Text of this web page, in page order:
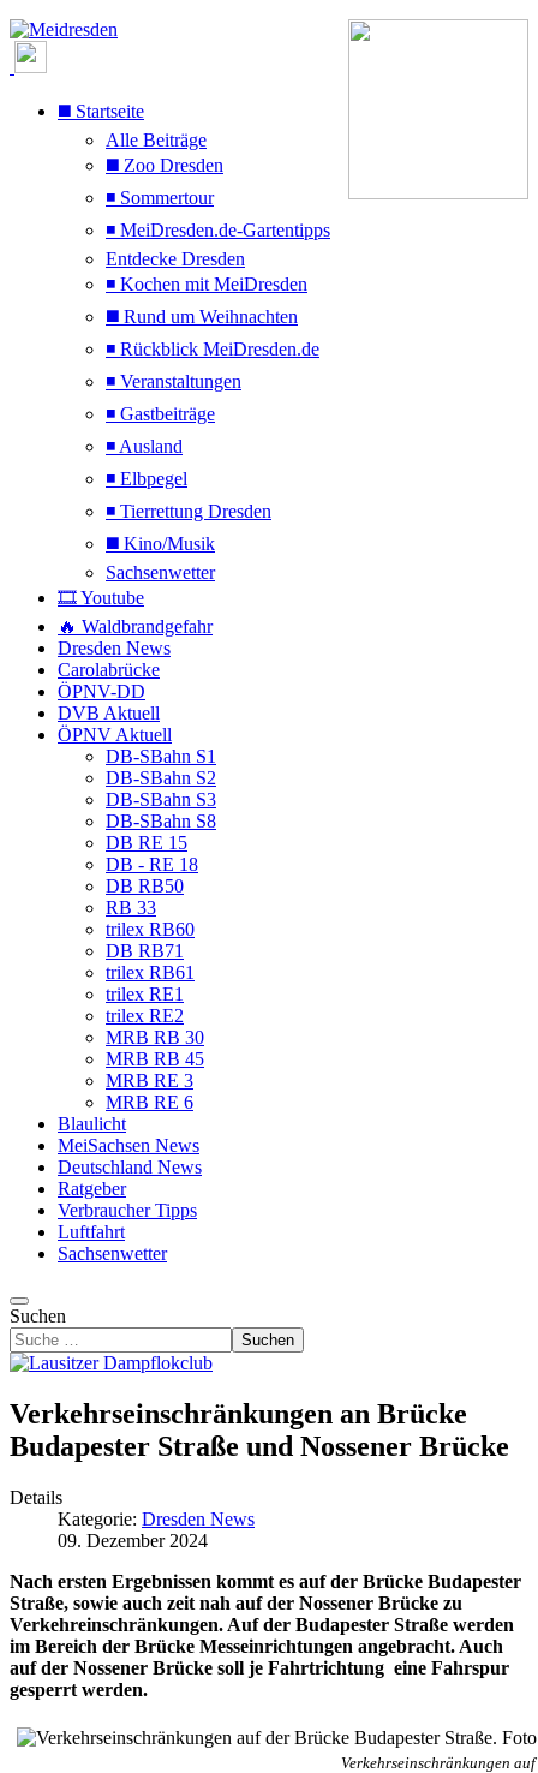
◼️ Startseite
Alle Beiträge
◼️ Zoo Dresden
◾ Sommertour
◾ MeiDresden.de-Gartentipps
Entdecke Dresden
◾ Kochen mit MeiDresden
◼️ Rund um Weihnachten
◾ Rückblick MeiDresden.de
◾ Veranstaltungen
◾ Gastbeiträge
◾ Ausland
◾ Elbpegel
◾ Tierrettung Dresden
◼️ Kino/Musik
Sachsenwetter
🎞️ Youtube
🔥 Waldbrandgefahr
Dresden News
Carolabrücke
ÖPNV-DD
DVB Aktuell
ÖPNV Aktuell
DB-SBahn S1
DB-SBahn S2
DB-SBahn S3
DB-SBahn S8
DB RE 15
DB - RE 18
DB RB50
RB 33
trilex RB60
DB RB71
trilex RB61
trilex RE1
trilex RE2
MRB RB 30
MRB RB 45
MRB RE 3
MRB RE 6
Blaulicht
MeiSachsen News
Deutschland News
Ratgeber
Verbraucher Tipps
Luftfahrt
Sachsenwetter
Suchen
Suchen
Verkehrseinschränkungen an Brücke
Budapester Straße und Nossener Brücke
Details
Kategorie: Dresden News
09. Dezember 2024
Nach ersten Ergebnissen kommt es auf der Brücke Budapester
Straße, sowie auch zeit nah auf der Nossener Brücke zu
Verkehreinschränkungen. Auf der Budapester Straße werden
im Bereich der Brücke Messeinrichtungen angebracht. Auch
auf der Nossener Brücke soll je Fahrtrichtung eine Fahrspur
gesperrt werden.
Verkehrseinschränkungen